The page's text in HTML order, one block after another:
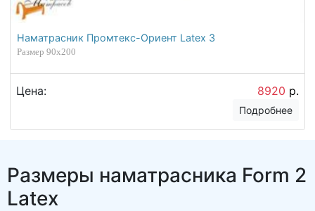
Наматрасник Промтекс-Ориент Latex 3
Размер 90х200
Цена: 8920 р.
Подробнее
Размеры наматрасника Form 2
Latex